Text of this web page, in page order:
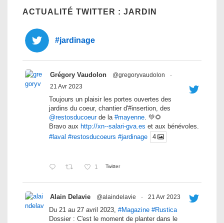
ACTUALITÉ TWITTER : JARDIN
#jardinage
Grégory Vaudolon @gregoryvaudolon
·
21 Avr 2023
Toujours un plaisir les portes ouvertes des
jardins du coeur, chantier d'#insertion, des
@restosducoeurde la #mayenne. 💚🌻
Bravo aux http://xn--salari-gva.es et aux bénévoles.
#laval #restosducoeurs #jardinage 4
1 Twitter
Alain Delavie @alaindelavie · 21 Avr 2023
Du 21 au 27 avril 2023, #Magazine #Rustica
Dossier : C'est le moment de planter dans le